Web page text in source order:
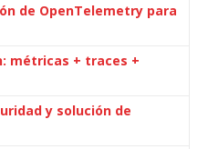
de OpenTelemetry para
métricas + traces +
y solución de